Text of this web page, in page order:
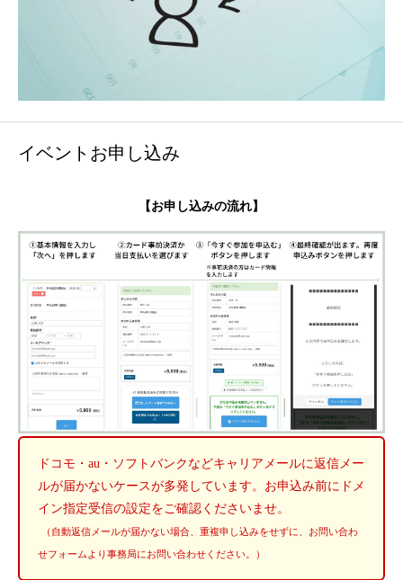
イベントお申し込み
【お申し込みの流れ】
ドコモ・au・ソフトバンクなどキャリアメールに返信メー
ルが届かないケースが多発しています。お申込み前にドメ
イン指定受信の設定をご確認くださいませ。
（自動返信メールが届かない場合、重複申し込みをせずに、お問い合わ
せフォームより事務局にお問い合わせください。）